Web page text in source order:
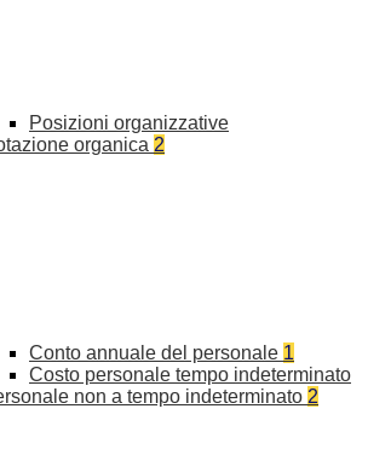
Posizioni organizzative
organica 2
Conto annuale del personale 1
Costo personale tempo indeterminato
non a tempo indeterminato 2